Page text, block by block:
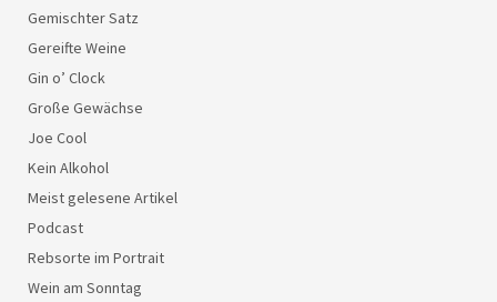
Gemischter Satz
Gereifte Weine
Gin o’ Clock
Große Gewächse
Joe Cool
Kein Alkohol
Meist gelesene Artikel
Podcast
Rebsorte im Portrait
Wein am Sonntag